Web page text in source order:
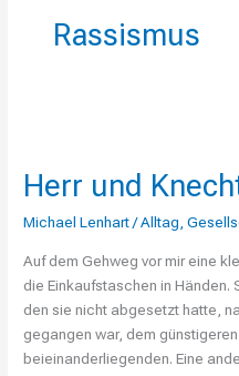
Rassismus
Herr und
Michael Lenhart/Alltag,
Auf dem Gehweg vor mir eine
die Einkaufstaschen in Händen.
den sie nicht abgesetzt hatte,
gegangen war, dem
beieinanderliegenden. Eine
Knecht